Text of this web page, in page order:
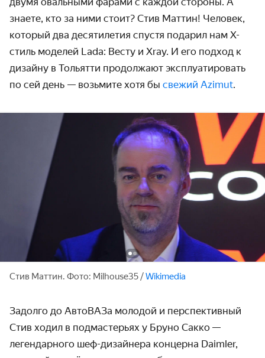
знаете, кто за ними стоит? Стив Маттин! Человек,
который два десятилетия спустя подарил нам X-
стиль моделей Lada: Весту и Xray. И его подход к
дизайну в Тольятти продолжают эксплуатировать
по сей день — возьмите хотя бы свежий Azimut.
Стив Маттин. Фото: Milhouse35 /Wikimedia
Задолго до АвтоВАЗа молодой и перспективный
Стив ходил в подмастерьях у Бруно Сакко —
легендарного шеф-дизайнера концерна Daimler,